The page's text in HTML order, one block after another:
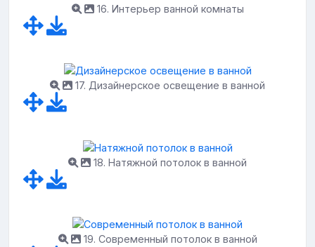
16. Интерьер ванной комнаты
17. Дизайнерское освещение в ванной
18. Натяжной потолок в ванной
19. Современный потолок в ванной